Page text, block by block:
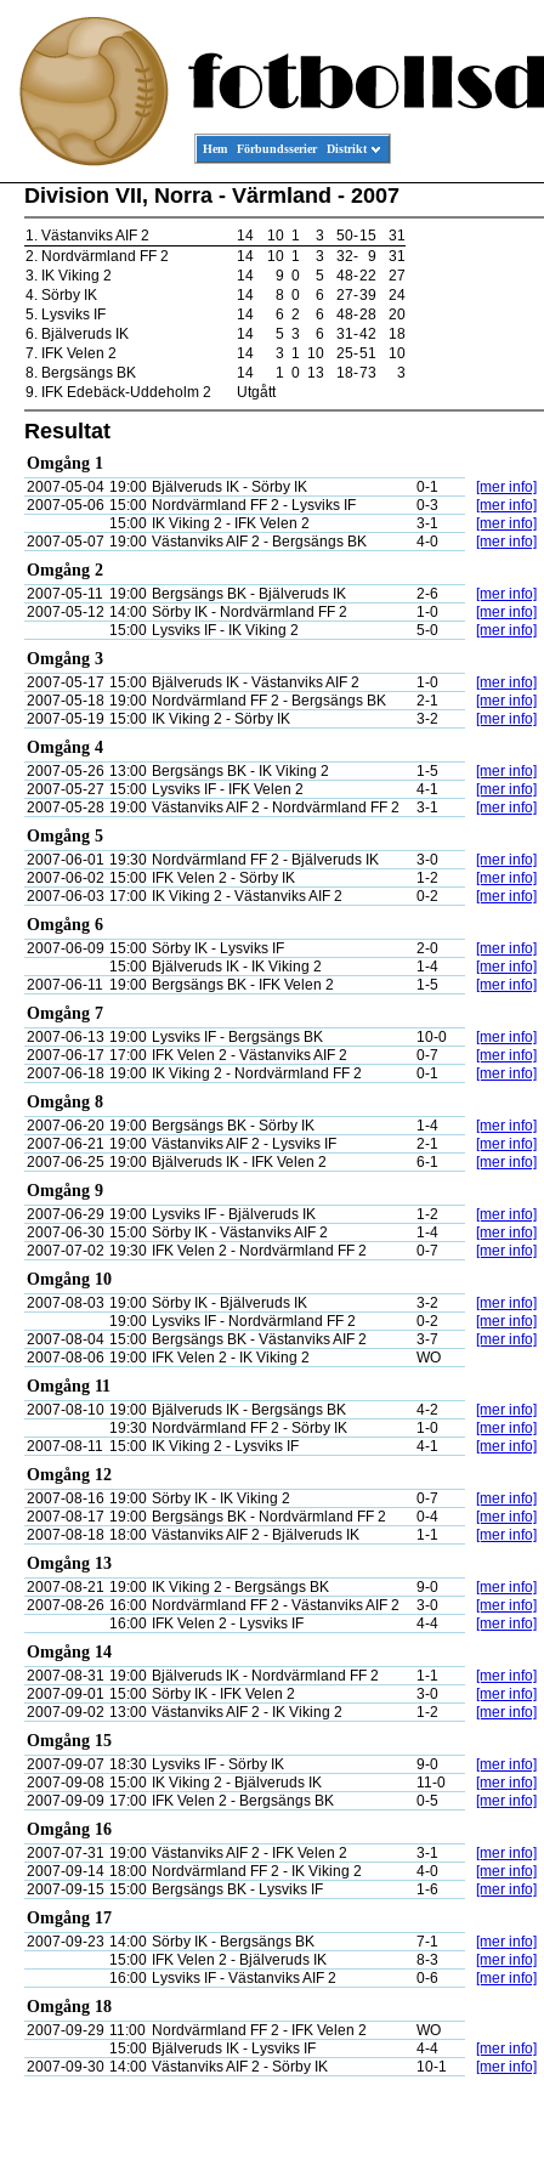
Hem Förbundsserier Distrikt
Division VII, Norra - Värmland - 2007
1. Västanviks AIF 2 14 10 1 3 50-15
31
2. Nordvärmland FF 2 14 10 1 3 32- 9
31
3. IK Viking 2 14 9 0 5 48-22
27
4. Sörby IK 14 8 0 6 27-39
24
5. Lysviks IF 14 6 2 6 48-28
20
6. Bjälveruds IK 14 5 3 6 31-42
18
7. IFK Velen 2 14 3 1 10 25-51
10
8. Bergsängs BK 14 1 0 13 18-73
3
9. IFK Edebäck-Uddeholm 2 Utgått
Resultat
Omgång 1
2007-05-04 19:00 Bjälveruds IK - Sörby IK 0-1
[mer info]
2007-05-06 15:00 Nordvärmland FF 2 - Lysviks IF 0-3
[mer info]
15:00
IK Viking 2 - IFK Velen 2 3-1
[mer info]
2007-05-07 19:00 Västanviks AIF 2 - Bergsängs BK 4-0 [mer info]
Omgång 2
2007-05-11 19:00 Bergsängs BK - Bjälveruds IK 2-6
[mer info]
2007-05-12 14:00 Sörby IK - Nordvärmland FF 2 1-0
[mer info]
15:00 Lysviks IF - IK Viking 2 5-0 [mer info]
Omgång 3
2007-05-17 15:00 Bjälveruds IK - Västanviks AIF 2 1-0
[mer info]
2007-05-18 19:00 Nordvärmland FF 2 - Bergsängs BK 2-1
[mer info]
2007-05-19 15:00 IK Viking 2 - Sörby IK 3-2 [mer info]
Omgång 4
2007-05-26 13:00 Bergsängs BK - IK Viking 2 1-5
[mer info]
2007-05-27 15:00 Lysviks IF - IFK Velen 2 4-1
[mer info]
2007-05-28 19:00 Västanviks AIF 2 - Nordvärmland FF 2 3-1 [mer info]
Omgång 5
2007-06-01 19:30 Nordvärmland FF 2 - Bjälveruds IK 3-0
[mer info]
2007-06-02 15:00 IFK Velen 2 - Sörby IK 1-2
[mer info]
2007-06-03 17:00 IK Viking 2 - Västanviks AIF 2 0-2 [mer info]
Omgång 6
2007-06-09 15:00 Sörby IK - Lysviks IF 2-0
[mer info]
15:00 Bjälveruds IK - IK Viking 2 1-4
[mer info]
2007-06-11 19:00 Bergsängs BK - IFK Velen 2 1-5 [mer info]
Omgång 7
2007-06-13 19:00 Lysviks IF - Bergsängs BK 10-0
[mer info]
2007-06-17 17:00 IFK Velen 2 - Västanviks AIF 2 0-7
[mer info]
2007-06-18 19:00 IK Viking 2 - Nordvärmland FF 2 0-1 [mer info]
Omgång 8
2007-06-20 19:00 Bergsängs BK - Sörby IK 1-4
[mer info]
2007-06-21 19:00 Västanviks AIF 2 - Lysviks IF 2-1
[mer info]
2007-06-25 19:00 Bjälveruds IK - IFK Velen 2 6-1 [mer info]
Omgång 9
2007-06-29 19:00 Lysviks IF - Bjälveruds IK 1-2
[mer info]
2007-06-30 15:00 Sörby IK - Västanviks AIF 2 1-4
[mer info]
2007-07-02 19:30 IFK Velen 2 - Nordvärmland FF 2 0-7 [mer info]
Omgång 10
2007-08-03 19:00 Sörby IK - Bjälveruds IK 3-2
[mer info]
19:00 Lysviks IF - Nordvärmland FF 2 0-2
[mer info]
2007-08-04 15:00 Bergsängs BK - Västanviks AIF 2 3-7
[mer info]
2007-08-06 19:00 IFK Velen 2 - IK Viking 2 WO
Omgång 11
2007-08-10 19:00 Bjälveruds IK - Bergsängs BK 4-2
[mer info]
19:30 Nordvärmland FF 2 - Sörby IK 1-0
[mer info]
2007-08-11 15:00 IK Viking 2 - Lysviks IF 4-1 [mer info]
Omgång 12
2007-08-16 19:00 Sörby IK - IK Viking 2 0-7
[mer info]
2007-08-17 19:00 Bergsängs BK - Nordvärmland FF 2 0-4
[mer info]
2007-08-18 18:00 Västanviks AIF 2 - Bjälveruds IK 1-1 [mer info]
Omgång 13
2007-08-21 19:00 IK Viking 2 - Bergsängs BK 9-0
[mer info]
2007-08-26 16:00 Nordvärmland FF 2 - Västanviks AIF 2 3-0
[mer info]
16:00
IFK Velen 2 - Lysviks IF 4-4 [mer info]
Omgång 14
2007-08-31 19:00 Bjälveruds IK - Nordvärmland FF 2 1-1
[mer info]
2007-09-01 15:00 Sörby IK - IFK Velen 2 3-0
[mer info]
2007-09-02 13:00 Västanviks AIF 2 - IK Viking 2 1-2 [mer info]
Omgång 15
2007-09-07 18:30 Lysviks IF - Sörby IK 9-0
[mer info]
2007-09-08 15:00 IK Viking 2 - Bjälveruds IK 11-0
[mer info]
2007-09-09 17:00 IFK Velen 2 - Bergsängs BK 0-5 [mer info]
Omgång 16
2007-07-31 19:00 Västanviks AIF 2 - IFK Velen 2 3-1
[mer info]
2007-09-14 18:00 Nordvärmland FF 2 - IK Viking 2 4-0
[mer info]
2007-09-15 15:00 Bergsängs BK - Lysviks IF 1-6 [mer info]
Omgång 17
2007-09-23 14:00 Sörby IK - Bergsängs BK 7-1
[mer info]
15:00
IFK Velen 2 - Bjälveruds IK 8-3
[mer info]
16:00 Lysviks IF - Västanviks AIF 2 0-6 [mer info]
Omgång 18
2007-09-29 11:00 Nordvärmland FF 2 - IFK Velen 2
WO
15:00 Bjälveruds IK - Lysviks IF 4-4
[mer info]
2007-09-30 14:00 Västanviks AIF 2 - Sörby IK 10-1 [mer info]